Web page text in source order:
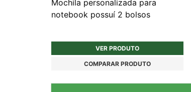
Mochila personalizada para
notebook possuí 2 bolsos
VER PRODUTO
COMPARAR PRODUTO